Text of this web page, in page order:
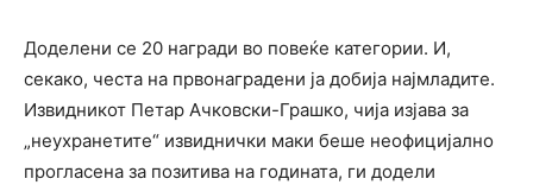
Доделени се 20 награди во повеќе категории. И,
секако, честа на првонаградени ја добија најмладите.
Извидникот Петар Ачковски-Грашко, чија изјава за
„неухранетите“ извиднички маки беше неофицијално
прогласена за позитива на годината, ги додели